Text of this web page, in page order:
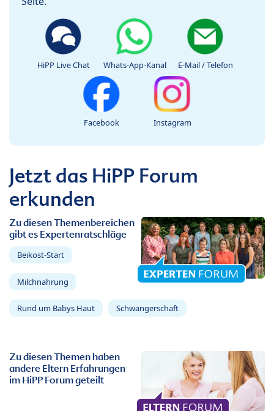
HiPP Live Chat Whats-App-Kanal E-Mail / Telefon
Facebook Instagram
Jetzt das HiPP Forum
erkunden
Zu diesen Themenbereichen
gibt es Expertenratschläge
Beikost-Start
Milchnahrung
Rund um Babys Haut Schwangerschaft
Zu diesen Themen haben
andere Eltern Erfahrungen
im HiPP Forum geteilt